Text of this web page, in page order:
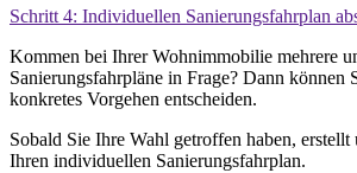
Schritt 4: Individuellen Sanierungs­fahrplan
Kommen bei Ihrer Wohn­immobilie mehrere
Sanierungs­fahr­pläne in Frage? Dann können
konkretes Vorgehen entscheiden.
Sobald Sie Ihre Wahl getroffen haben, erstellt
Ihren individuellen Sanierungs­fahrplan.